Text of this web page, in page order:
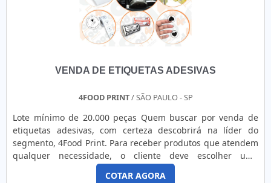
VENDA DE ETIQUETAS ADESIVAS
4FOOD PRINT/ SÃO PAULO - SP
Lote mínimo de 20.000 peças Quem buscar por venda de
etiquetas adesivas, com certeza descobrirá na líder do
segmento, 4Food Print. Para receber produtos que atendem
qualquer necessidade, o cliente deve escolher uma
organização que se destaque por um bom suporte pré-
COTAR AGORA